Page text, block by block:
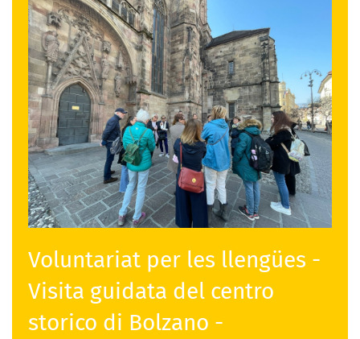
Voluntariat per les llengües -
Visita guidata del centro
storico di Bolzano -